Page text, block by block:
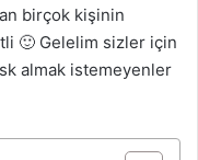
birçok kişinin
🙂 Gelelim sizler için
almak istemeyenler